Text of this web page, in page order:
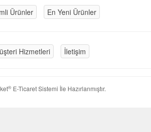
Ürünler En Yeni Ürünler
Hizmetleri İletişim
®E-Ticaret Sistemi İle Hazırlanmıştır.